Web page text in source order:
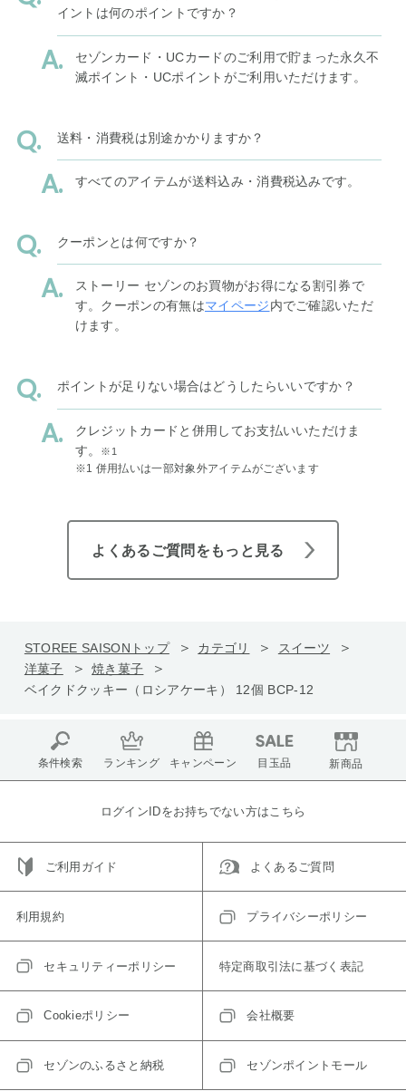
イントは何のポイントですか？
セゾンカード・UCカードのご利用で貯まった永久不
滅ポイント・UCポイントがご利用いただけます。
送料・消費税は別途かかりますか？
すべてのアイテムが送料込み・消費税込みです。
クーポンとは何ですか？
ストーリー セゾンのお買物がお得になる割引券で
す。クーポンの有無はマイページ内でご確認いただ
けます。
ポイントが足りない場合はどうしたらいいですか？
クレジットカードと併用してお支払いいただけま
す。
※1
※1 併用払いは一部対象外アイテムがございます
よくあるご質問をもっと見る
STOREE SAISONトップ カテゴリ
スイーツ
洋菓子
焼き菓子
ベイクドクッキー（ロシアケーキ） 12個 BCP-12
条件検索 ランキング キャンペーン 目玉品 新商品
ログインIDをお持ちでない方はこちら
ご利用ガイド よくあるご質問
利用規約 プライバシーポリシー
セキュリティーポリシー 特定商取引法に基づく表記
Cookieポリシー 会社概要
セゾンのふるさと納税 セゾンポイントモール